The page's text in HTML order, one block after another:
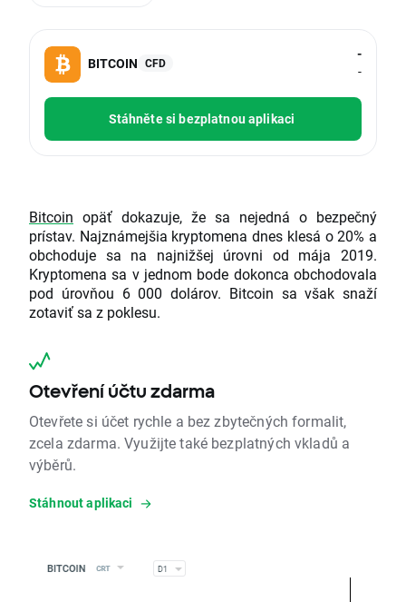
BITCOIN CFD
-
-
Stáhněte si bezplatnou aplikaci
Bitcoin opäť dokazuje, že sa nejedná o bezpečný
prístav. Najznámejšia kryptomena dnes klesá o 20% a
obchoduje sa na najnižšej úrovni od mája 2019.
Kryptomena sa v jednom bode dokonca obchodovala
pod úrovňou 6 000 dolárov. Bitcoin sa však snaží
zotaviť sa z poklesu.
Otevření účtu zdarma
Otevřete si účet rychle a bez zbytečných formalit,
zcela zdarma. Využijte také bezplatných vkladů a
výběrů.
Stáhnout aplikaci